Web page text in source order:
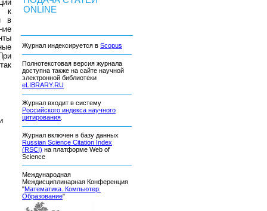
к
в
ONLINE
Журнал индексируется в Scopus
Полнотекстовая версия журнала
доступна также на сайте научной
электронной библиотеки
eLIBRARY.RU
Журнал входит в систему
Российского индекса научного
цитирования
Журнал включен в базу данных
Russian Science Citation Index
(RSCI) на платформе Web of
Science
Международная
Междисциплинарная Конференция
"Математика. Компьютер.
Образование"